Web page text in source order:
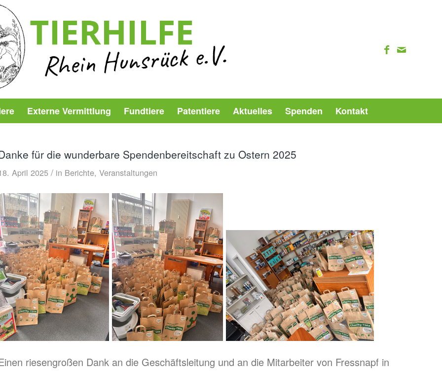
Externe Vermittlung Fundtiere Patentiere Aktuelles Spenden Kontakt
für die wunderbare Spendenbereitschaft zu Ostern 2025
April 2025 / in Berichte, Veranstaltungen
riesengroßen Dank an die Geschäftsleitung und an die Mitarbeiter von Fressnapf in